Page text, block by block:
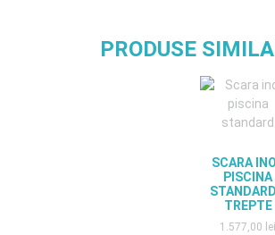
PRODUSE
SCARA
PISCINA
TREPTE
1.577,00 lei